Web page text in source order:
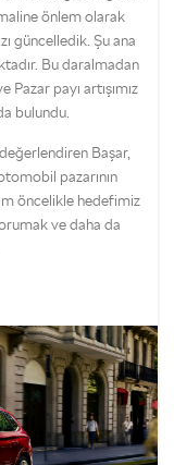
önlem olarak
güncelledik. Şu ana
Bu daralmadan
Pazar payı artışımız
bulundu.
Başar,
pazarının
öncelikle hedefimiz
ve daha da